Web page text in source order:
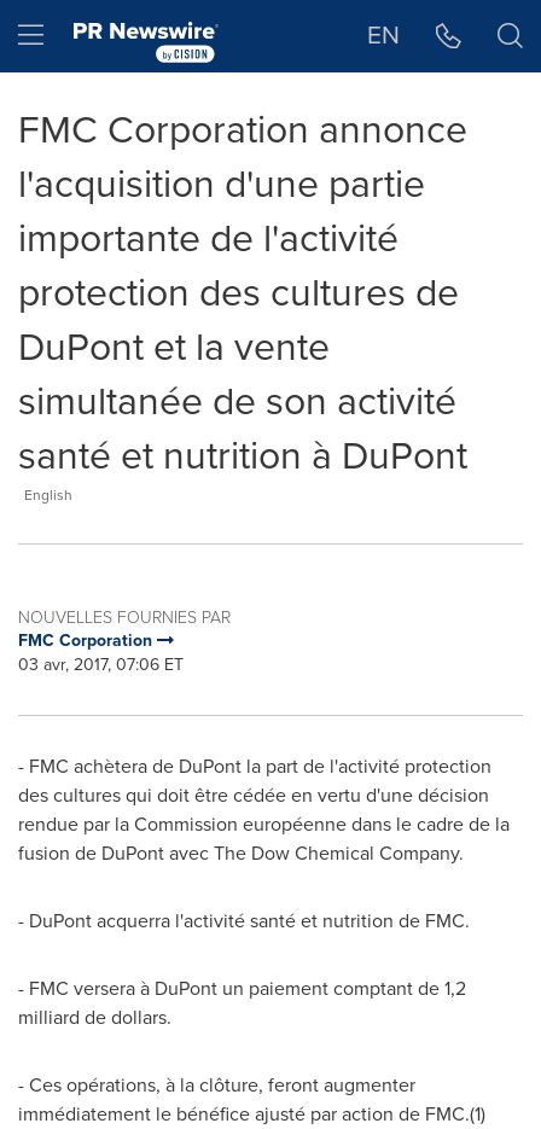
Hamburger menu EN
FMC Corporation annonce
l'acquisition d'une partie
importante de l'activité
protection des cultures de
DuPont et la vente
simultanée de son activité
santé et nutrition à DuPont
English
NOUVELLES FOURNIES PAR
FMC Corporation
03 avr, 2017, 07:06 ET
- FMC achètera de DuPont la part de l'activité protection
des cultures qui doit être cédée en vertu d'une décision
rendue par la Commission européenne dans le cadre de la
fusion de DuPont avec The Dow Chemical Company.
- DuPont acquerra l'activité santé et nutrition de FMC.
- FMC versera à DuPont un paiement comptant de 1,2
milliard de dollars.
- Ces opérations, à la clôture, feront augmenter
immédiatement le bénéfice ajusté par action de FMC.(1)